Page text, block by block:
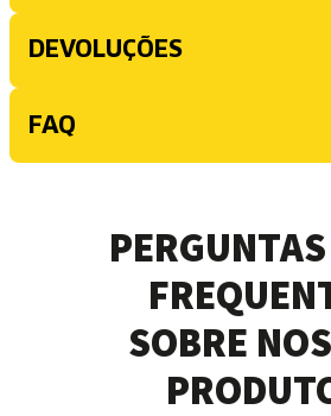
DEVOLUÇÕES
FAQ
SOBRE